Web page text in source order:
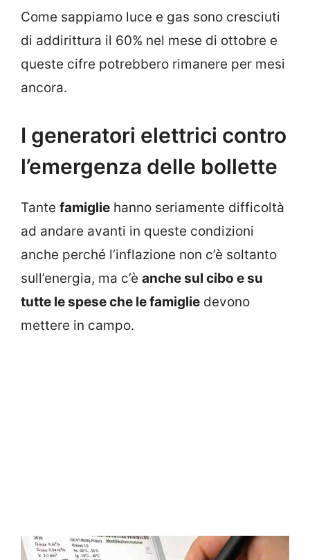
Come sappiamo luce e gas sono cresciuti
di addirittura il 60% nel mese di ottobre e
queste cifre potrebbero rimanere per mesi
ancora.
I generatori elettrici contro
l’emergenza delle bollette
Tante famiglie hanno seriamente difficoltà
ad andare avanti in queste condizioni
anche perché l’inflazione non c’è soltanto
sull’energia, ma c’è anche sul cibo e su
tutte le spese che le famiglie devono
mettere in campo.